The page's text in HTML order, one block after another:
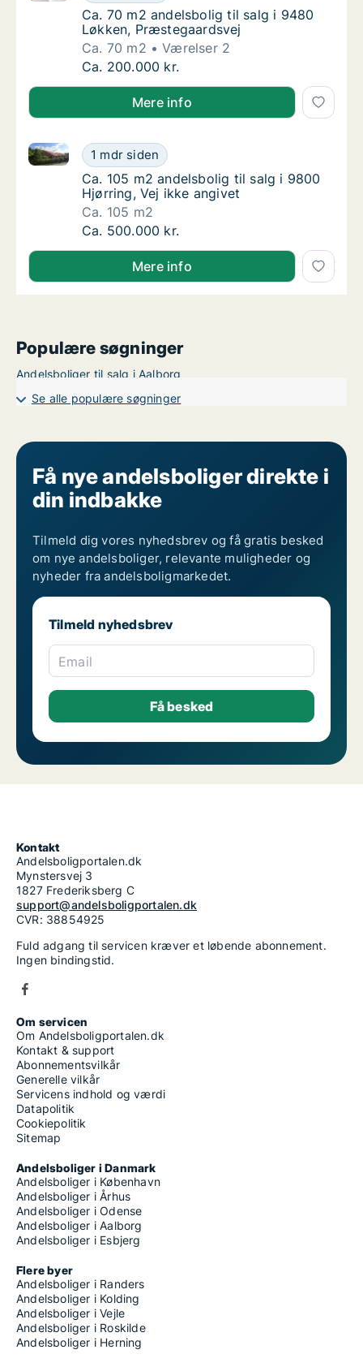
Ca. 70 m2 andelsbolig til salg i 9480
Ca. 70 m2 andelsbolig til salg i 9480
Løkken, Præstegaardsvej
Ca. 70 m2
Værelser 2
Ca. 70 m2 andelsbolig til salg i 9480
Ca. 200.000 kr.
Mere info
Ca. 105 m2 andelsbolig til salg i 9800
1 mdr siden
Ca. 105 m2 andelsbolig til salg i 9800 Hjørring, Vej
Ca. 105 m2 andelsbolig til salg i 9800
Ca. 105 m2 andelsbolig til salg i 9800
Hjørring, Vej ikke angivet
Ca. 105 m2
Ca. 105 m2 andelsbolig til salg i 9800
Ca. 500.000 kr.
Mere info
Populære søgninger
Andelsboliger til salg i Aalborg
Se alle populære søgninger
Få nye andelsboliger direkte i
din indbakke
Tilmeld dig vores nyhedsbrev og få gratis besked
om nye andelsboliger, relevante muligheder og
nyheder fra andelsboligmarkedet.
Tilmeld nyhedsbrev
Email
Kontakt
Andelsboligportalen.dk
Mynstersvej 3
1827 Frederiksberg C
support@andelsboligportalen.dk
CVR: 38854925
Fuld adgang til servicen kræver et løbende abonnement.
Ingen bindingstid.
Om servicen
Om Andelsboligportalen.dk
Kontakt & support
Abonnementsvilkår
Generelle vilkår
Servicens indhold og værdi
Datapolitik
Cookiepolitik
Sitemap
Andelsboliger i Danmark
Andelsboliger i København
Andelsboliger i Århus
Andelsboliger i Odense
Andelsboliger i Aalborg
Andelsboliger i Esbjerg
Flere byer
Andelsboliger i Randers
Andelsboliger i Kolding
Andelsboliger i Vejle
Andelsboliger i Roskilde
Andelsboliger i Herning